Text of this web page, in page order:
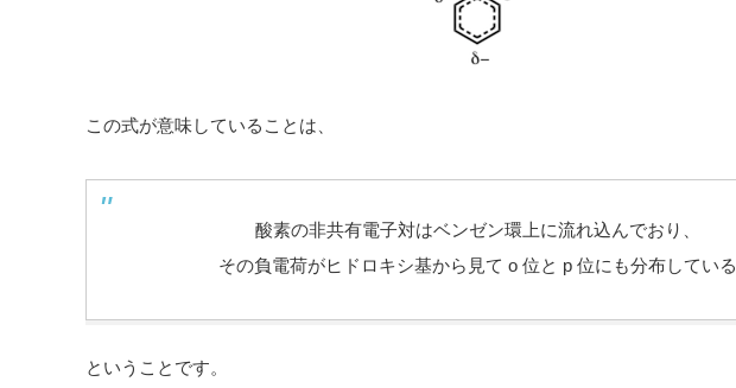
この式が意味していることは、
酸素の非共有電子対はベンゼン環上に流れ込んでおり、
その負電荷がヒドロキシ基から見て o 位と p 位にも分布している
ということです。